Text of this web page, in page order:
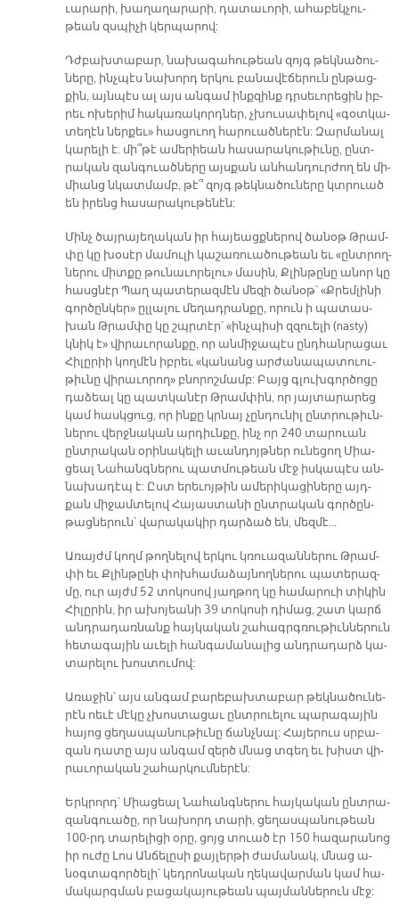
ւա­րա­րի, խա­ղա­ղա­րա­րի, դա­տա­ւո­րի, ա­հա­բեկ­չու­
թեան զսպի­չի կեր­պա­րով:
Դժբախ­տա­բար, նա­խա­գա­հու­թեան զոյգ թեկ­նա­ծու­
նե­րը, ինչ­պէս նա­խորդ եր­կու բա­նա­վէ­ճե­րուն ըն­թաց­
քին, այն­պէս ալ այս ան­գամ ինք­զինք դրսե­ւո­րե­ցին իբ­
րեւ ո­խե­րիմ հա­կա­ռա­կորդ­ներ, չխու­սա­փե­լով «գօտ­կա­
տե­ղէն ներ­քեւ» հաս­ցուող հա­րուած­նե­րէն: Զար­մա­նալ
կա­րե­լի է. մի՞­թէ ա­մե­րիեան հա­սա­րա­կու­թիւ­նը, ընտ­
րա­կան զան­գուած­նե­րը այս­քան ան­հան­դուր­ժող են մի­
միանց նկատ­մամբ, թէ՞ զոյգ թեկ­նա­ծու­նե­րը կտրուած
են ի­րենց հա­սա­րա­կու­թե­նէն:
Մինչ ծայ­րա­յե­ղա­կան իր հա­յեացք­նե­րով ծա­նօթ Թրամ­
փը կը խօ­սէր մա­մու­լի կա­շա­ռուա­ծու­թեան եւ «ընտ­րող­
նե­րու միտ­քը թու­նա­ւո­րե­լու» մա­սին, Քլին­թը­նը ա­նոր կը
հասց­նէր Պաղ պա­տե­րազ­մէն մե­զի ծա­նօթ՝ «Քրեմ­լի­նի
գոր­ծըն­կեր» ըլ­լա­լու մե­ղադ­րան­քը, ո­րուն ի պա­տաս­
խան Թրամ­փը կը շպրտէր՝ «ինչ­պի­սի զզուե­լի (nasty)
կնիկ է» վի­րա­ւո­րան­քը, որ ան­մի­ջա­պէս ընդ­հան­րա­ցաւ
Հի­լը­րիի կող­մէն իբ­րեւ «կա­նանց ար­ժա­նա­պա­տուու­
թիւ­նը վի­րա­ւո­րող» բնո­րոշ­մամբ: Բայց գլուխ­գոր­ծո­ցը
դա­ձեալ կը պատ­կա­նէր Թրամ­փին, որ յայ­տա­րա­րեց
կամ հասկ­ցուց, որ ին­քը կրնայ չըն­դու­նիլ ընտ­րու­թիւն­
նե­րու վերջ­նա­կան ար­դիւն­քը, ինչ որ 240 տա­րուան
ընտ­րա­կան օ­րի­նա­կե­լի ա­ւան­դոյթ­ներ ու­նե­ցող Միա­
ցեալ Նա­հանգ­նե­րու պատ­մու­թեան մէջ իս­կա­պէս ան­
նա­խա­դէպ է: Ըստ ե­րե­ւոյ­թին ա­մե­րի­կա­ցի­նե­րը այդ­
քան մի­ջամ­տե­լով Հա­յաս­տա­նի ընտ­րա­կան գոր­ծըն­
թաց­նե­րուն՝ վա­րա­կա­կիր դար­ձած են, մեզ­մէ...
Ա­ռայժմ կողմ թող­նե­լով եր­կու կռուա­զան­նե­րու Թրամ­
փի եւ Քլին­թը­նի փոխհա­մա­ձայ­նող­նե­րու պա­տե­րազ­
մը, ուր այժմ 52 տո­կո­սով յաղ­թող կը հա­մա­րուի տի­կին
Հի­լը­րին, իր ա­խո­յեա­նի 39 տո­կո­սի դի­մաց, շատ կարճ
անդ­րա­դառ­նանք հայ­կա­կան շա­հագրգ­ռու­թիւն­նե­րուն
հե­տա­գա­յին ա­ւե­լի հան­գա­մա­նա­լից անդ­րա­դարձ կա­
տա­րե­լու խոս­տու­մով:
Ա­ռա­ջին՝ այս ան­գամ բա­րե­բախ­տա­բար թեկ­նա­ծու­նե­
րէն ո­ե­ւէ մէ­կը չխոս­տա­ցաւ ընտ­րուե­լու պա­րա­գա­յին
հա­յոց ցե­ղաս­պա­նու­թիւ­նը ճանչ­նալ: Հա­յե­րուս սրբա­
զան դա­տը այս ան­գամ զերծ մնաց տգեղ եւ խիստ վի­
րա­ւո­րա­կան շա­հար­կում­նե­րէն:
Երկ­րորդ՝ Միա­ցեալ Նա­հանգ­նե­րու հայ­կա­կան ընտ­րա­
զան­գուա­ծը, որ նա­խորդ տա­րի, ցե­ղաս­պա­նու­թեան
100-րդ տա­րե­լի­ցի օ­րը, ցոյց տուած էր 150 հա­զա­րա­նոց
իր ու­ժը Լոս Ան­ճե­լը­սի քայ­լեր­թի ժա­մա­նակ, մնաց ա­
նօգ­տա­գոր­ծե­լի՝ կեդ­րո­նա­կան ղե­կա­վար­ման կամ հա­
մա­կարգ­ման բա­ցա­կա­յու­թեան պայ­ման­նե­րուն մէջ: